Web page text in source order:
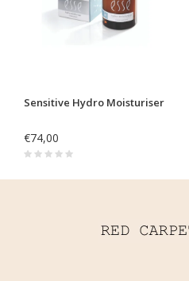
Sensitive Hydro Moisturiser
€74,00